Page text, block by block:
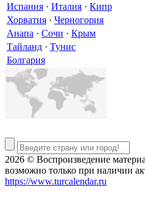
Испания · Италия · Кипр
Хорватия · Черногория
Анапа · Сочи · Крым
Тайланд · Тунис
Болгария
2026 © Воспроизведение
возможно только при наличии
https://www.turcalendar.ru